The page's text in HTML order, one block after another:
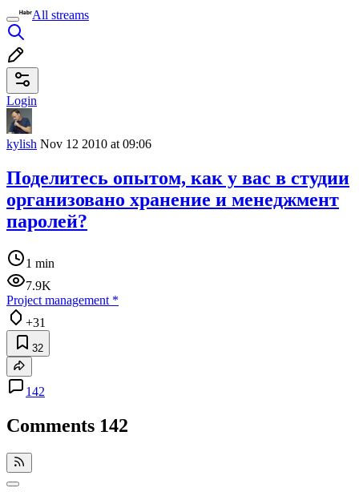
All streams
Login
kylish Nov 12 2010 at 09:06
Поделитесь опытом, как у вас в студии
организовано хранение и менеджмент
паролей?
1 min
7.9K
Project management *
+31
32
142
Comments 142